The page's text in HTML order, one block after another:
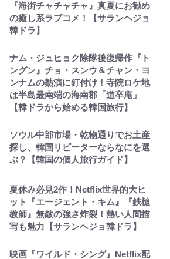
『海街チャチャチャ』真夏にお勧め
の癒し系ラブコメ！【サランヘジョ
韓ドラ】
ナム・ジュヒョク除隊後復帰作『ト
ングン』チョ・スンウ＆チャン・ヨ
ンナムの熱演に釘付け！寺院ロケ地
は半島最南端の海南郡「道卒庵」
【韓ドラから始める韓国旅行】
ソウル中部市場・乾物通りでお土産
探し、韓国リピーターならなにを選
ぶ？【韓国の個人旅行ガイド】
夏休み必見2作！Netflix世界的大ヒ
ット『エージェント・キム』『鉄槌
教師』無敵の強さ炸裂！熱い人間描
写も魅力【サランヘジョ韓ドラ】
映画『ワイルド・シング』Netflix配